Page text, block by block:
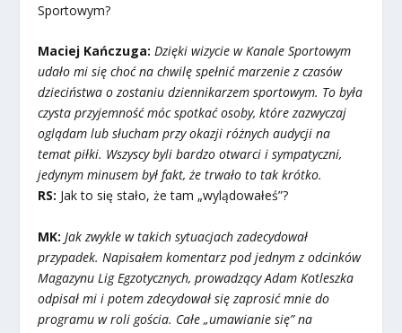
Sportowym?
Maciej Kańczuga: Dzięki wizycie w Kanale Sportowym
udało mi się choć na chwilę spełnić marzenie z czasów
dzieciństwa o zostaniu dziennikarzem sportowym. To była
czysta przyjemność móc spotkać osoby, które zazwyczaj
oglądam lub słucham przy okazji różnych audycji na
temat piłki. Wszyscy byli bardzo otwarci i sympatyczni,
jedynym minusem był fakt, że trwało to tak krótko.
RS: Jak to się stało, że tam „wylądowałeś”?
MK: Jak zwykle w takich sytuacjach zadecydował
przypadek. Napisałem komentarz pod jednym z odcinków
Magazynu Lig Egzotycznych, prowadzący Adam Kotleszka
odpisał mi i potem zdecydował się zaprosić mnie do
programu w roli gościa. Całe „umawianie się” na